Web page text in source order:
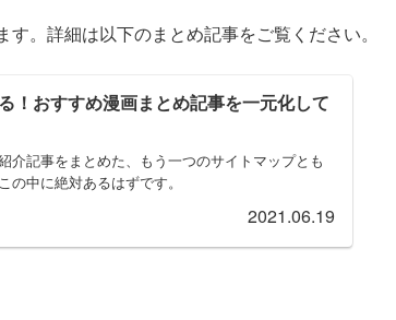
。詳細は以下のまとめ記事をご覧ください。
！おすすめ漫画まとめ記事を一元化して
介記事をまとめた、もう一つのサイトマップとも
中に絶対あるはずです。
2021.06.19